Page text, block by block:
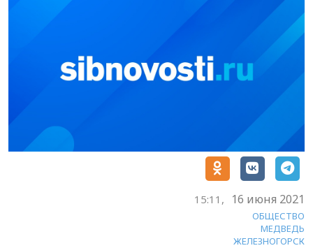
15:11, 16 июня 2021
ОБЩЕСТВО
МЕДВЕДЬ
ЖЕЛЕЗНОГОРСК